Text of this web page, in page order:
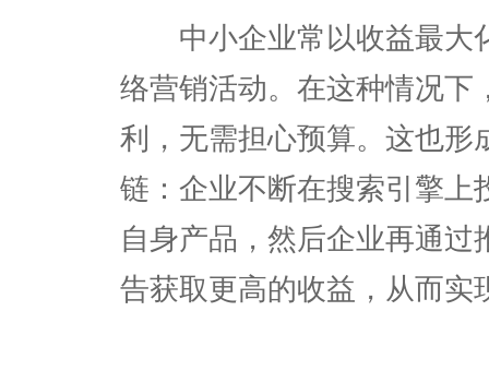
中小企业常以收益最大
络营销活动。在这种情况下
利，无需担心预算。这也形
链：企业不断在搜索引擎上
自身产品，然后企业再通
告获取更高的收益，从而实